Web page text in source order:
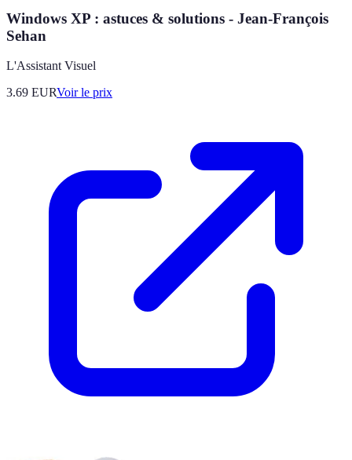
Windows XP : astuces & solutions - Jean-François
Sehan
L'Assistant Visuel
3.69 EURVoir le prix